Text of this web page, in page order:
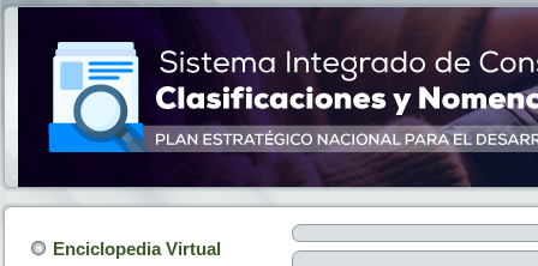
Enciclopedia Virtual